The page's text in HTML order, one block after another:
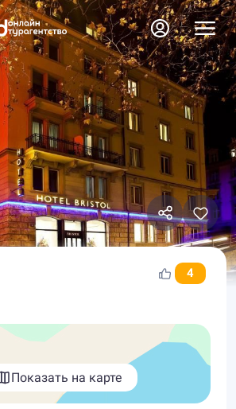
4
Показать на карте